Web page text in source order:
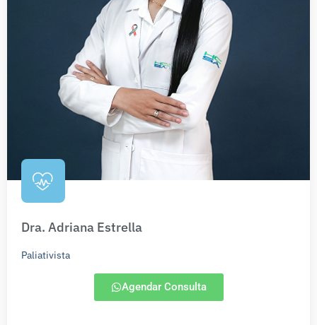
Dra. Adriana Estrella
Paliativista
Agendar Consulta